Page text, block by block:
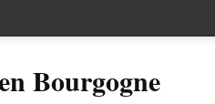
Bourgogne